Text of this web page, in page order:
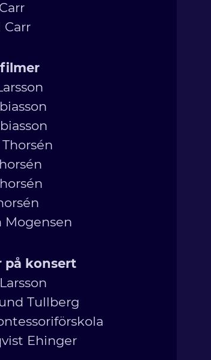
Carr
Mogensen
på konsert
Tullberg
Ehinger